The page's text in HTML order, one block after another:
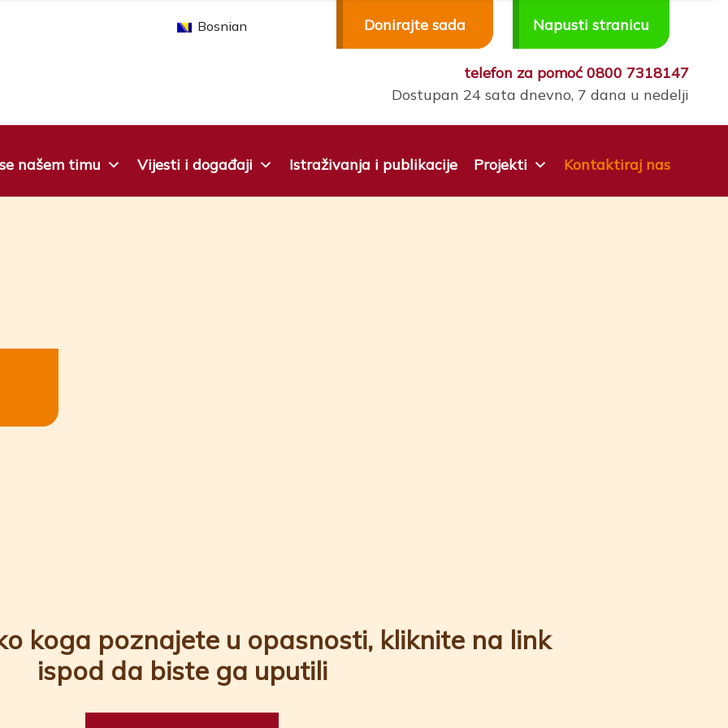
Bosnian Donirajte sada Napusti stranicu
telefon za pomoć 0800 7318147
Dostupan 24 sata dnevno, 7 dana u nedelji
našem timu Vijesti i događaji Istraživanja i publikacije Projekti Kontaktiraj nas
koga poznajete u opasnosti, kliknite na link
ispod da biste ga uputili